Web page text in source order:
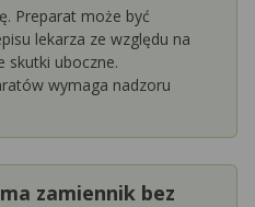
Preparat może być
lekarza ze względu na
skutki uboczne.
wymaga nadzoru
zamiennik bez